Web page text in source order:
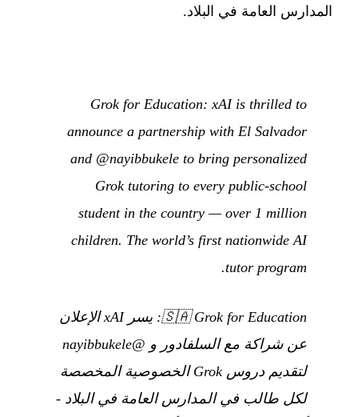
المدارس العامة في البلاد.
Grok for Education: xAI is thrilled to
announce a partnership with El Salvador
and @nayibbukele to bring personalized
Grok tutoring to every public-school
student in the country — over 1 million
children. The world’s first nationwide AI
tutor program.
🇸🇦
Grok for Education: يسر xAI الإعلان
عن شراكة مع السلفادور و @nayibbukele
لتقديم دروس Grok الخصوصية المخصصة
لكل طالب في المدارس العامة في البلاد -